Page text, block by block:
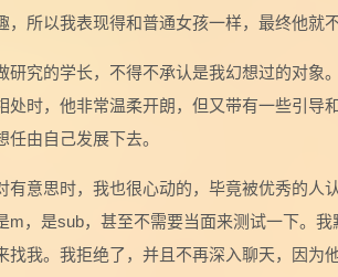
，所以我表现得和普通女孩一样，最终他就
研究的学长，不得不承认是我幻想过的对象
处时，他非常温柔开朗，但又带有一些引导
任由自己发展下去。
有意思时，我也很心动的，毕竟被优秀的人
m，是sub，甚至不需要当面来测试一下。
找我。我拒绝了，并且不再深入聊天，因为